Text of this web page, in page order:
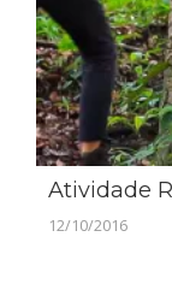
Atividade
12/10/2016